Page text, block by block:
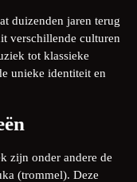
duizenden jaren terug
verschillende culturen
tot klassieke
unieke identiteit en
zijn onder andere de
(trommel). Deze